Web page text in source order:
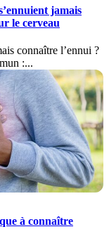
jamais
le cerveau
connaître l’ennui ?
:...
à connaître